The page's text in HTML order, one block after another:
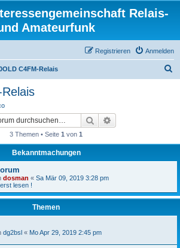
Relais-
Amateurfunk
Anmelden
Registrieren
C4FM-Relais
Suche
3 Themen • Seite 1 von 1
Bekanntmachungen
dosman « Sa Mär 09, 2019 3:28 pm
lesen !
Themen
dg2bsl « Mo Apr 29, 2019 2:45 pm